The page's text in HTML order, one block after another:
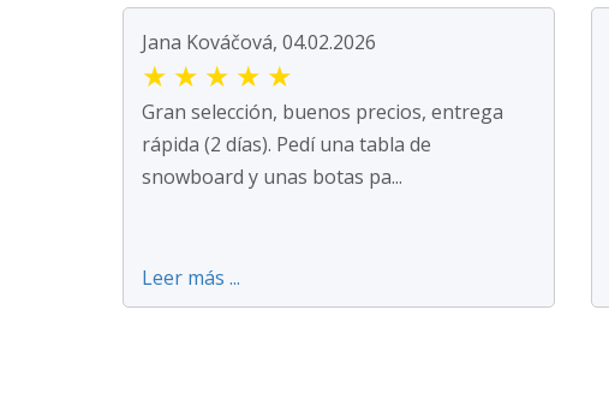
Jana Kováčová, 04.02.2026
★ ★ ★ ★ ★
Gran selección, buenos precios, entrega
rápida (2 días). Pedí una tabla de
snowboard y unas botas pa...
Leer más ...